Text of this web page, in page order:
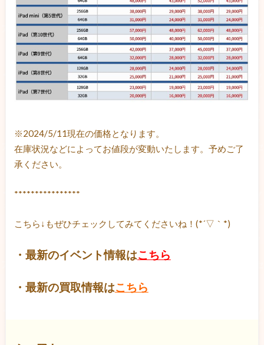
※2024/5/11現在の価格となります。
在庫状況などによってお値段が変動いたします。予めご了
承ください。
****************
こちら↓もぜひチェックしてみてくださいね！(*´▽｀*)
・最新のイベント情報はこちら
・最新の買取情報はこちら